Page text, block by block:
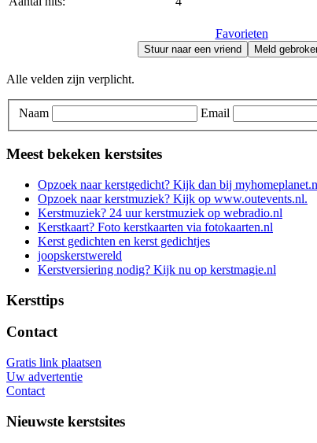
Favorieten
Stuur naar een vriend Meld
Alle velden zijn verplicht.
Naam Email
Meest bekeken kerstsites
Opzoek naar kerstgedicht? Kijk dan bij
Opzoek naar kerstmuziek? Kijk op www.outevents.nl.
Kerstmuziek? 24 uur kerstmuziek op webradio.nl
Kerstkaart? Foto kerstkaarten via fotokaarten.nl
Kerst gedichten en kerst gedichtjes
joopskerstwereld
Kerstversiering nodig? Kijk nu op kerstmagie.nl
Kersttips
Contact
Gratis link plaatsen
Uw advertentie
Contact
Nieuwste kerstsites